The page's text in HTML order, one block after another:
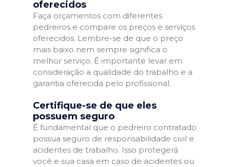
oferecidos
Faça orçamentos com diferentes
pedreiros e compare os preços e serviços
oferecidos. Lembre-se de que o preço
mais baixo nem sempre significa o
melhor serviço. É importante levar em
consideração a qualidade do trabalho e a
garantia oferecida pelo profissional.
Certifique-se de que eles
possuem seguro
É fundamental que o pedreiro contratado
possua seguro de responsabilidade civil e
acidentes de trabalho. Isso protegerá
você e sua casa em caso de acidentes ou